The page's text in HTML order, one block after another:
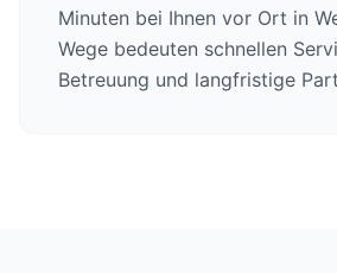
Minuten bei Ihnen vor Ort in
Wege bedeuten schnellen
Betreuung und langfristige